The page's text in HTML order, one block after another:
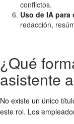
conflictos.
Uso de IA para
redacción,
¿Qué
asistente
No existe un único
este rol. Los